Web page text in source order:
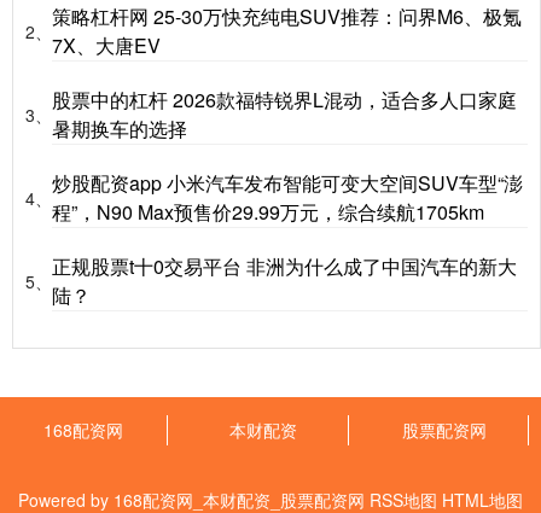
2、
策略杠杆网 25-30万快充纯电SUV推荐：问界M6、极氪
7X、大唐EV
3、
股票中的杠杆 2026款福特锐界L混动，适合多人口家庭
暑期换车的选择
4、
炒股配资app 小米汽车发布智能可变大空间SUV车型“澎
程”，N90 Max预售价29.99万元，综合续航1705km
5、
正规股票t十0交易平台 非洲为什么成了中国汽车的新大
陆？
168配资网 本财配资 股票配资网
Powered by 168配资网_本财配资_股票配资网 RSS地图 HTML地图